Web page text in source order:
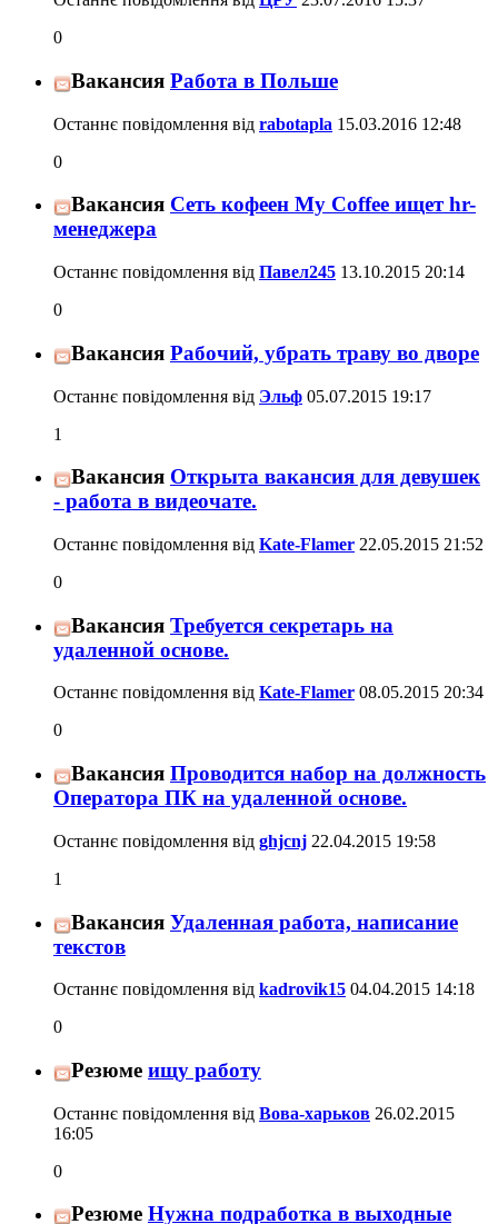
0
Вакансия Работа в Польше
Останнє повідомлення від rabotapla 15.03.2016 12:48
0
Вакансия Сеть кофеен Мy Coffee ищет hr-
менеджера
Останнє повідомлення від Павел245 13.10.2015 20:14
0
Вакансия Рабочий, убрать траву во дворе
Останнє повідомлення від Эльф 05.07.2015 19:17
1
Вакансия Открыта вакансия для девушек
- работа в видеочате.
Останнє повідомлення від Kate-Flamer 22.05.2015 21:52
0
Вакансия Требуется секретарь на
удаленной основе.
Останнє повідомлення від Kate-Flamer 08.05.2015 20:34
0
Вакансия Проводится набор на должность
Оператора ПК на удаленной основе.
Останнє повідомлення від ghjcnj 22.04.2015 19:58
1
Вакансия Удаленная работа, написание
текстов
Останнє повідомлення від kadrovik15 04.04.2015 14:18
0
Резюме ищу работу
Останнє повідомлення від Вова-харьков 26.02.2015
16:05
0
Резюме Нужна подработка в выходные